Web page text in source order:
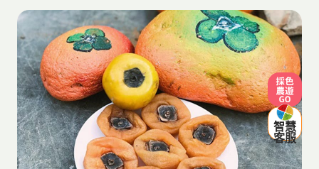
採色農遊
智慧
客服